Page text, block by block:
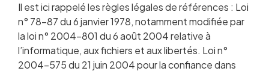
Il est ici rappelé les règles légales de références : Loi
n° 78-87 du 6 janvier 1978, notamment modifiée par
la loi n° 2004-801 du 6 août 2004 relative à
l’informatique, aux fichiers et aux libertés. Loi n°
2004-575 du 21 juin 2004 pour la confiance dans